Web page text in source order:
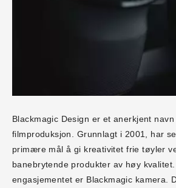
Blackmagic Design er et anerkjent
filmproduksjon. Grunnlagt i 2001, har
primære mål å gi kreativitet frie tøyler
banebrytende produkter av høy
engasjementet er Blackmagic kamera.